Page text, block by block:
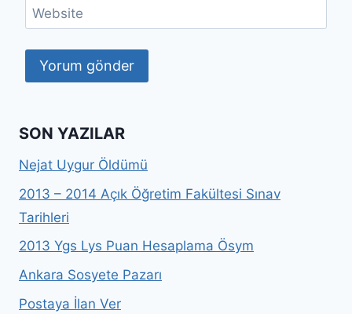
Website
SON YAZILAR
Nejat Uygur Öldümü
2013 – 2014 Açık Öğretim Fakültesi Sınav
Tarihleri
2013 Ygs Lys Puan Hesaplama Ösym
Ankara Sosyete Pazarı
Postaya İlan Ver